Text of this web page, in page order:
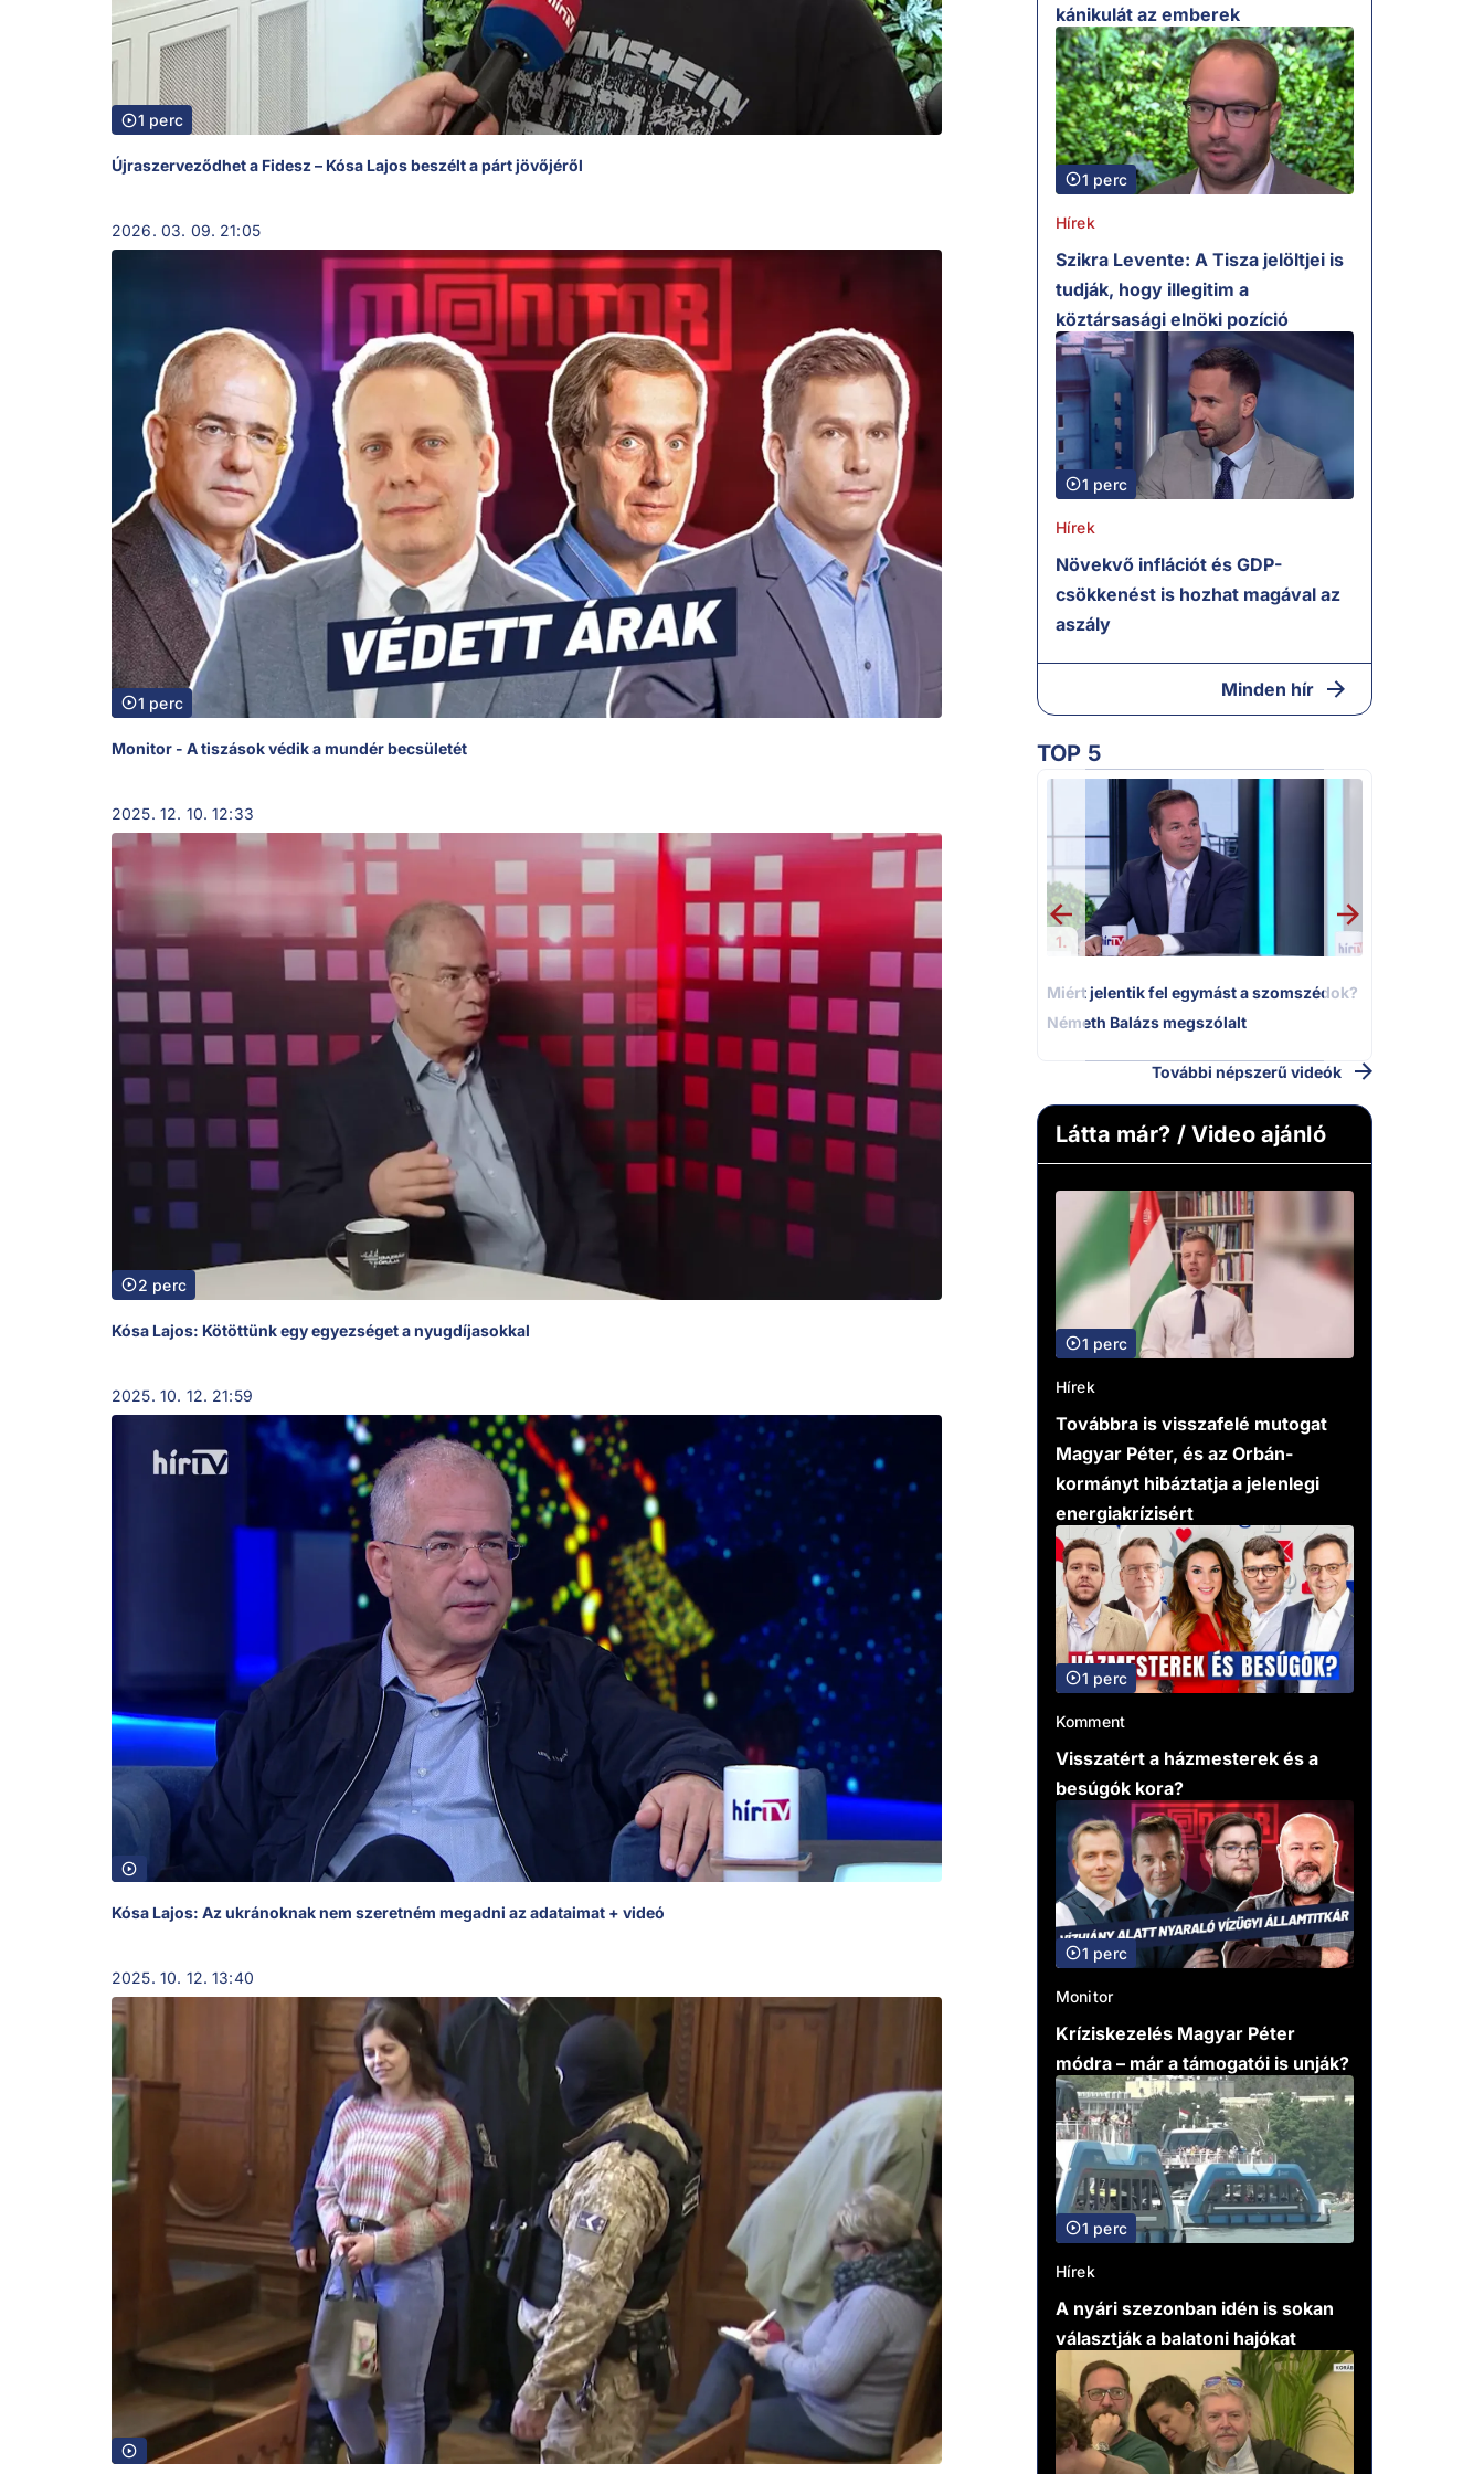
1 perc
Újraszerveződhet a Fidesz – Kósa Lajos beszélt a párt jövőjéről
2026. 03. 09. 21:05
1 perc
Monitor - A tiszások védik a mundér becsületét
2025. 12. 10. 12:33
2 perc
Kósa Lajos: Kötöttünk egy egyezséget a nyugdíjasokkal
2025. 10. 12. 21:59
Kósa Lajos: Az ukránoknak nem szeretném megadni az adataimat + videó
2025. 10. 12. 13:40
kánikulát az emberek
1 perc
Hírek
Szikra Levente: A Tisza jelöltjei is
tudják, hogy illegitim a
köztársasági elnöki pozíció
1 perc
Hírek
Növekvő inflációt és GDP-
csökkenést is hozhat magával az
aszály
Minden hír
TOP 5
1.
Miért jelentik fel egymást a szomszédok?
Németh Balázs megszólalt
További népszerű videók
Látta már? / Video ajánló
1 perc
Hírek
Továbbra is visszafelé mutogat
Magyar Péter, és az Orbán-
kormányt hibáztatja a jelenlegi
energiakrízisért
1 perc
Komment
Visszatért a házmesterek és a
besúgók kora?
1 perc
Monitor
Kríziskezelés Magyar Péter
módra – már a támogatói is unják?
1 perc
Hírek
A nyári szezonban idén is sokan
választják a balatoni hajókat